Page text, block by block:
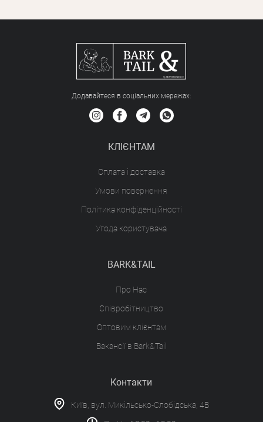
Додавайтеся в соціальних мережах:
КЛІЄНТАМ
Оплата і доставка
Умови повернення
Політика конфіденційності
Угода користувача
BARK&TAIL
Про Нас
Співробітництво
Оптовим клієнтам
Вакансії в Bark&Tail
Контакти
Київ, вул. Микільсько-Слобідська, 4В